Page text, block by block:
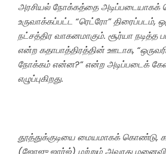
அரசியல் நோக்கத்தை
உருவாக்கப்பட்ட “ரெட்ரோ” திரைப்படம்,
நட்சத்திர வாகனமாகும். சூர்யா
என்ற கதாபாத்திரத்தின் ஊடாக,
நோக்கம் என்ன?” என்ற அடிப்படைக்
எழுப்புகிறது.
தூத்துக்குடியை மையமாகக் கொண்டு,
(ஜோஜு ஜார்ஜ்) மற்றும் அவரது